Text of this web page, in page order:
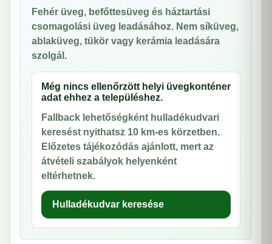
Fehér üveg, befőttesüveg és háztartási
csomagolási üveg leadásához. Nem síküveg,
ablaküveg, tükör vagy kerámia leadására
szolgál.
Még nincs ellenőrzött helyi üvegkonténer
adat ehhez a településhez.
Fallback lehetőségként hulladékudvari
keresést nyithatsz 10 km-es körzetben.
Előzetes tájékozódás ajánlott, mert az
átvételi szabályok helyenként
eltérhetnek.
Hulladékudvar keresése